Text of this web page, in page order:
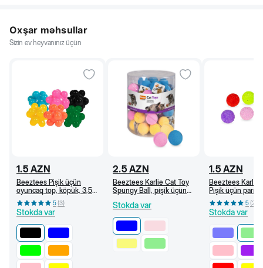
Oxşar məhsullar
Sizin ev heyvanınız üçün
1.5 AZN
Beeztees Pişik üçün
oyuncaq top, köpük, 3,5
sm (Qara)
5(3)
Stokda var
2.5 AZN
Beeztees Karlie Cat Toy
Spungy Ball, pişik üçün
Stokda var
1.5 AZN
Beeztees Karlie
Pişik üçün
oyuncaq top,
(Açıq yaşıl) 5(2
Stokda var